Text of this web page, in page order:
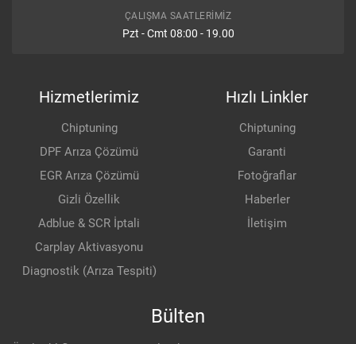
ÇALIŞMA SAATLERIMIZ
Pzt - Cmt 08:00 - 19.00
Hizmetlerimiz
Chiptuning
DPF Arıza Çözümü
EGR Arıza Çözümü
Gizli Özellik
Adblue & SCR İptali
Carplay Aktivasyonu
Diagnostik (Arıza Tespiti)
Hızlı Linkler
Chiptuning
Garanti
Fotoğraflar
Haberler
İletişim
Bülten